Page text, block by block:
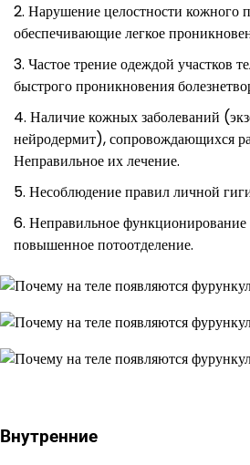
Нарушение целостности кожного
обеспечивающие легкое
Частое трение одеждой участков
быстрого проникновения
Наличие кожных заболеваний
нейродермит), сопровождающихся
Неправильное их лечение.
Несоблюдение правил личной
Неправильное функционирование
повышенное потоотделение.
Внутренние